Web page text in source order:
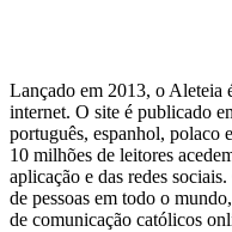
Lançado em 2013, o Aleteia
internet. O site é publicado
português, espanhol, polaco
10 milhões de leitores
aplicação e das redes
de pessoas em todo o
de comunicação católicos